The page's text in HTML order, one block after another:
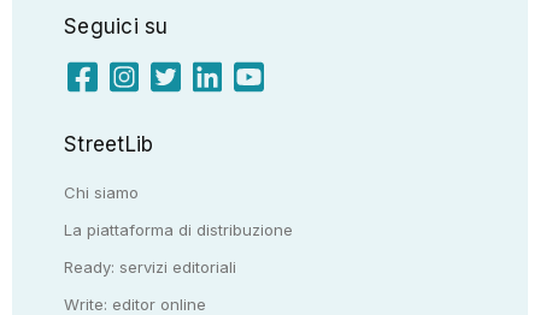
Seguici su
StreetLib
Chi siamo
La piattaforma di distribuzione
Ready: servizi editoriali
Write: editor online